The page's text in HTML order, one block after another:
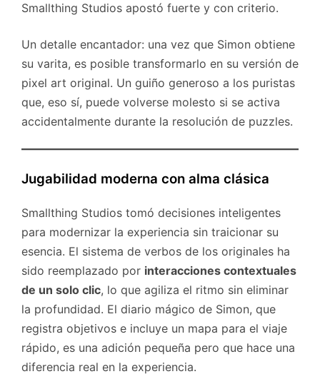
Smallthing Studios apostó fuerte y con criterio.
Un detalle encantador: una vez que Simon obtiene
su varita, es posible transformarlo en su versión de
pixel art original. Un guiño generoso a los puristas
que, eso sí, puede volverse molesto si se activa
accidentalmente durante la resolución de puzzles.
Jugabilidad moderna con alma clásica
Smallthing Studios tomó decisiones inteligentes
para modernizar la experiencia sin traicionar su
esencia. El sistema de verbos de los originales ha
sido reemplazado por interacciones contextuales
de un solo clic, lo que agiliza el ritmo sin eliminar
la profundidad. El diario mágico de Simon, que
registra objetivos e incluye un mapa para el viaje
rápido, es una adición pequeña pero que hace una
diferencia real en la experiencia.